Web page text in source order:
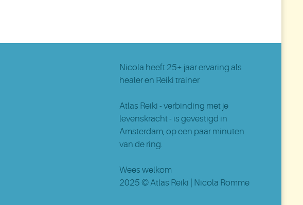
Nicola heeft 25+ jaar ervaring als
healer en Reiki trainer
Atlas Reiki - verbinding met je
levenskracht - is gevestigd in
Amsterdam, op een paar minuten
van de ring.
Wees welkom
2025 ©Atlas Reiki | Nicola Romme